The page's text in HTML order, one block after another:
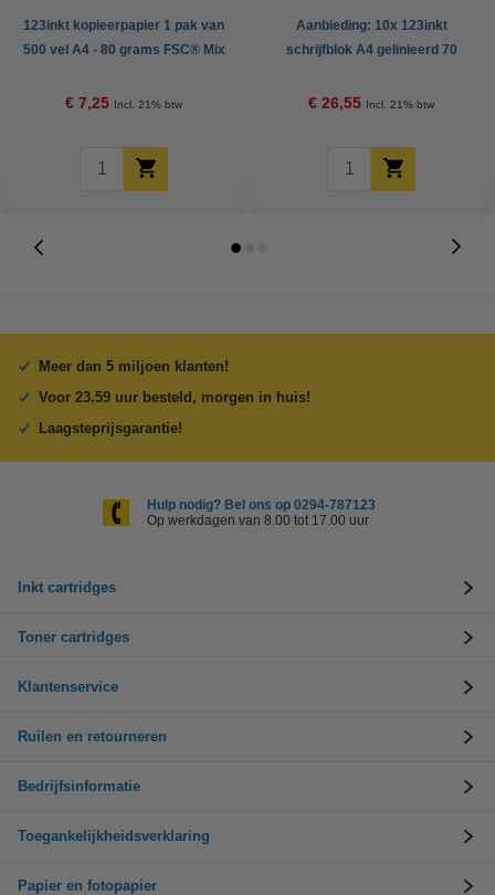
123inkt kopieerpapier 1 pak van
500 vel A4 - 80 grams FSC® Mix
€ 7,25 Incl. 21% btw
Aanbieding: 10x 123inkt
schrijfblok A4 gelinieerd 70
€ 26,55 Incl. 21% btw
Meer dan 5 miljoen klanten!
Voor 23.59 uur besteld, morgen in huis!
Laagsteprijsgarantie!
Hulp nodig? Bel ons op 0294-787123
Op werkdagen van 8.00 tot 17.00 uur
Inkt cartridges
Toner cartridges
Klantenservice
Ruilen en retourneren
Bedrijfsinformatie
Toegankelijkheidsverklaring
Papier en fotopapier